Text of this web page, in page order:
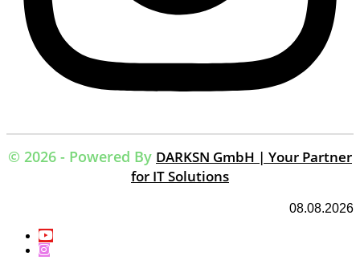
© 2026 - Powered By DARKSN GmbH | Your Partner
for IT Solutions
08.08.2026